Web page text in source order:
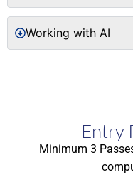
Working with AI
Entry
Minimum 3